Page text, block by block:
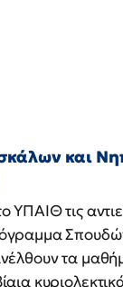
και
ΥΠΑΙΘ τις
τα